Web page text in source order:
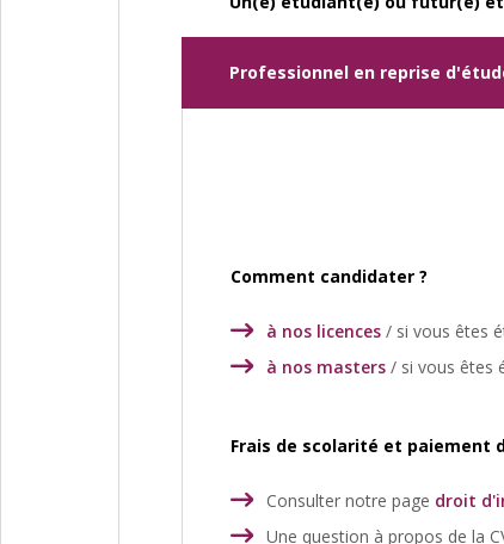
Professionnel en reprise
Comment candidater ?
à nos licences / si vous êtes
à nos masters / si vous êtes
Frais de scolarité et paiement
Consulter notre page droit
Une question à propos de la